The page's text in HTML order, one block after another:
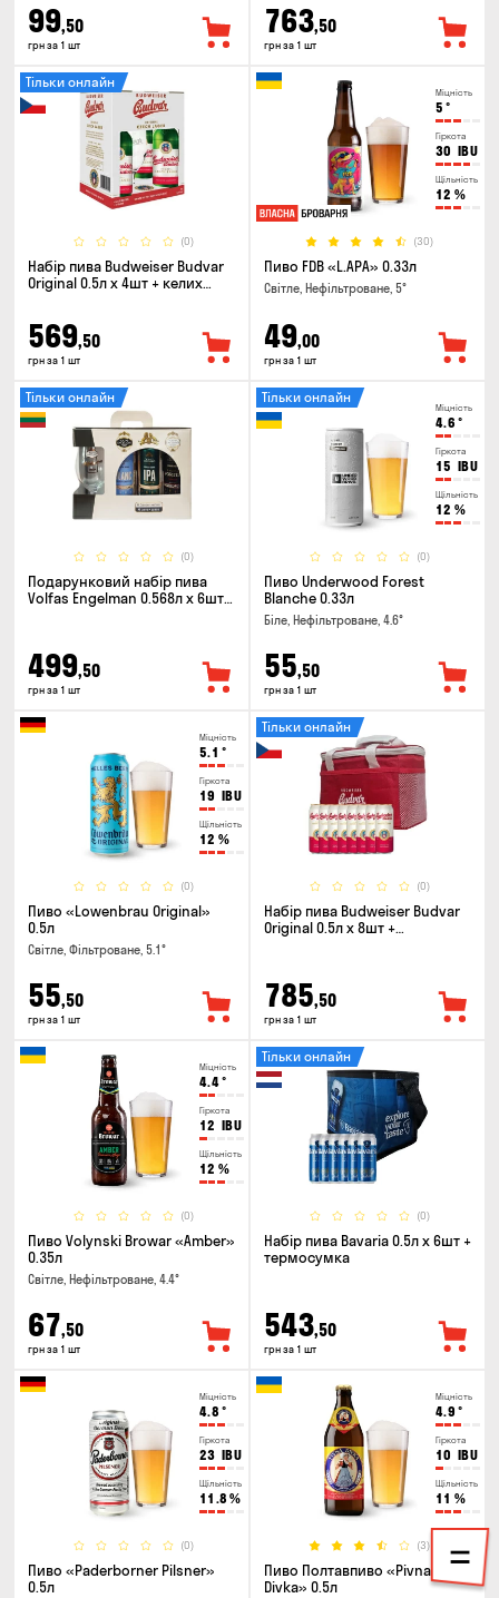
99,50
грн за 1 шт
763,50
грн за 1 шт
(0)
Тільки онлайн
Набір пива Budweiser Budvar
Original 0.5л х 4шт + келих
569,50
грн за 1 шт
Міцність
5 °
Гіркота
30 IBU
Щільність
12 %
(30)
Пиво FDB «L.APA» 0.33л
Світле, Нефільтроване, 5°
49,00
грн за 1 шт
(0)
Тільки онлайн
Подарунковий набір пива
Volfas Engelman 0.568л x 6шт +
499,50
грн за 1 шт
Міцність
4.6 °
Гіркота
15 IBU
Щільність
12 %
(0)
Тільки онлайн
Пиво Underwood Forest
Blanche 0.33л
Біле, Нефільтроване, 4.6°
55,50
грн за 1 шт
Міцність
5.1 °
Гіркота
19 IBU
Щільність
12 %
(0)
Пиво «Lowenbrau Original»
0.5л
Світле, Фільтроване, 5.1°
55,50
грн за 1 шт
(0)
Тільки онлайн
Набір пива Budweiser Budvar
Original 0.5л х 8шт +
785,50
грн за 1 шт
Міцність
4.4°
Гіркота
12 IBU
Щільність
12 %
(0)
Пиво Volynski Browar «Amber»
0.35л
Світле, Нефільтроване, 4.4°
67,50
грн за 1 шт
(0)
Тільки онлайн
Набір пива Bavaria 0.5л х 6шт +
термосумка
543,50
грн за 1 шт
Міцність
4.8 °
Гіркота
23 IBU
Щільність
11.8 %
(0)
Пиво «Paderborner Pilsner»
0.5л
Міцність
4.9 °
Гіркота
10 IBU
Щільність
11 %
(3)
Пиво Полтавпиво «Pivna
Divka» 0.5л